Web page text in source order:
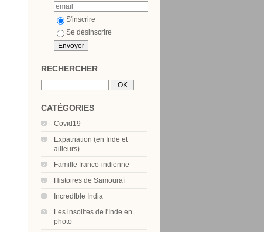
S'inscrire
Se désinscrire
RECHERCHER
CATÉGORIES
Covid19
Expatriation (en Inde et
ailleurs)
Famille franco-indienne
Histoires de Samouraï
IncredIble India
Les insolites de l'Inde en
photo